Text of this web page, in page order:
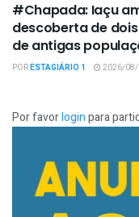
#Chapada: Iaçu
descoberta de
de antigas
PORESTAGIÁRIO 1 2026/08/
Por favorloginpara